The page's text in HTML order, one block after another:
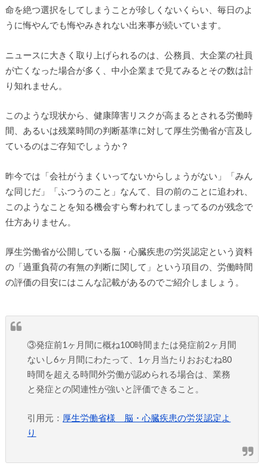
命を絶つ選択をしてしまうことが珍しくないくらい、毎日のよ
うに悔やんでも悔やみきれない出来事が続いています。
ニュースに大きく取り上げられるのは、公務員、大企業の社員
が亡くなった場合が多く、中小企業まで見てみるとその数は計
り知れません。
このような現状から、健康障害リスクが高まるとされる労働時
間、あるいは残業時間の判断基準に対して厚生労働省が言及し
ているのはご存知でしょうか？
昨今では「会社がうまくいってないからしょうがない」「みん
な同じだ」「ふつうのこと」なんて、目の前のことに追われ、
このようなことを知る機会すら奪われてしまってるのが残念で
仕方ありません。
厚生労働省が公開している脳・心臓疾患の労災認定という資料
の「過重負荷の有無の判断に関して」という項目の、労働時間
の評価の目安にはこんな記載があるのでご紹介しましょう。
③発症前1ヶ月間に概ね100時間または発症前2ヶ月間
ないし6ヶ月間にわたって、1ヶ月当たりおおむね80
時間を超える時間外労働が認められる場合は、業務
と発症との関連性が強いと評価できること。
引用元： 厚生労働省様 脳・心臓疾患の労災認定よ
り